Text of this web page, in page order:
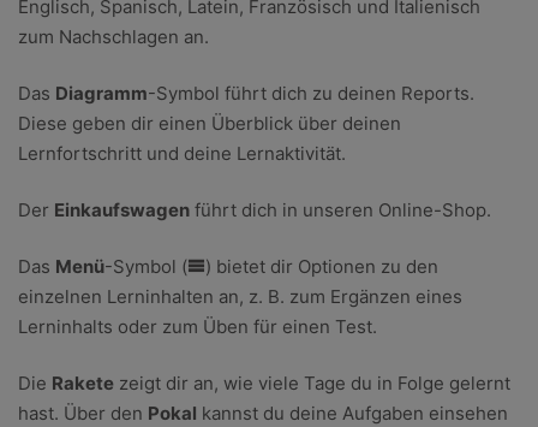
Englisch, Spanisch, Latein, Französisch und Italienisch
zum Nachschlagen an.
Das Diagramm-Symbol führt dich zu deinen Reports.
Diese geben dir einen Überblick über deinen
Lernfortschritt und deine Lernaktivität.
Der Einkaufswagen führt dich in unseren Online-Shop.
Das Menü-Symbol (
) bietet dir Optionen zu den
einzelnen Lerninhalten an, z. B. zum Ergänzen eines
Lerninhalts oder zum Üben für einen Test.
Die Rakete zeigt dir an, wie viele Tage du in Folge gelernt
hast. Über den Pokal kannst du deine Aufgaben einsehen